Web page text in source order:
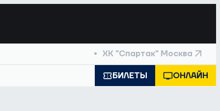
ХК "Спартак" Москва
БИЛЕТЫ ОНЛАЙН